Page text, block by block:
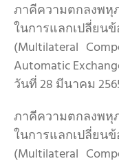
ภาคีความตกลงพหุ
ในการแลกเปลี่ยน
(Multilateral
Automatic
วันที่ 28 มีนาคม
ภาคีความตกลงพหุ
ในการแลกเปลี่ยน
(Multilateral